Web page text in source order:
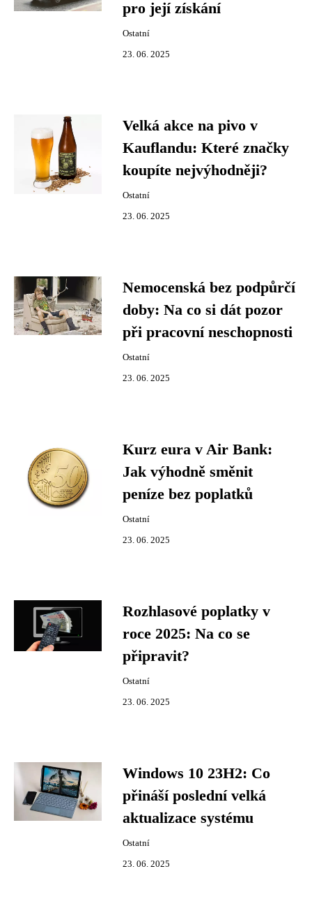
pro její získání
Ostatní
23. 06. 2025
Velká akce na pivo v
Kauflandu: Které značky
koupíte nejvýhodněji?
Ostatní
23. 06. 2025
Nemocenská bez podpůrčí
doby: Na co si dát pozor
při pracovní neschopnosti
Ostatní
23. 06. 2025
Kurz eura v Air Bank:
Jak výhodně směnit
peníze bez poplatků
Ostatní
23. 06. 2025
Rozhlasové poplatky v
roce 2025: Na co se
připravit?
Ostatní
23. 06. 2025
Windows 10 23H2: Co
přináší poslední velká
aktualizace systému
Ostatní
23. 06. 2025